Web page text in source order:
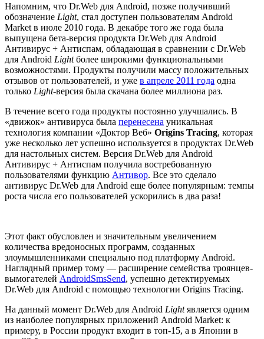
Напомним, что Dr.Web для Android, позже получивший
обозначение Light, стал доступен пользователям Android
Market в июле 2010 года. В декабре того же года была
выпущена бета-версия продукта Dr.Web для Android
Антивирус + Антиспам, обладающая в сравнении с Dr.Web
для Android Lightболее широкими функциональными
возможностями. Продукты получили массу положительных
отзывов от пользователей, и уже в апреле 2011 года одна
только Light-версия была скачана более миллиона раз.
В течение всего года продукты постоянно улучшались. В
«движок» антивируса была перенесена уникальная
технология компании «Доктор Веб» Origins Tracing, которая
уже несколько лет успешно используется в продуктах Dr.Web
для настольных систем. Версия Dr.Web для Android
Антивирус + Антиспам получила востребованную
пользователями функцию Антивор. Все это сделало
антивирус Dr.Web для Android еще более популярным: темпы
роста числа его пользователей ускорились в два раза!
Этот факт обусловлен и значительным увеличением
количества вредоносных программ, созданных
злоумышленниками специально под платформу Android.
Наглядный пример тому — расширение семейства троянцев-
вымогателей AndroidSmsSend, успешно детектируемых
Dr.Web для Android с помощью технологии Origins Tracing.
На данный момент Dr.Web для Android Lightявляется одним
из наиболее популярных приложений Android Market: к
примеру, в России продукт входит в топ-15, а в Японии в